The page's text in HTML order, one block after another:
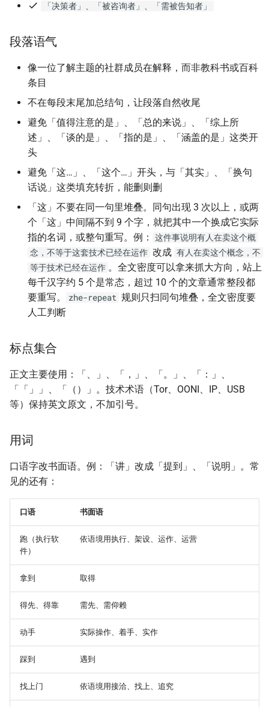
「决策者」、「被咨询者」、「需被告知者」
段落语气
像一位了解主题的社群成员在解释，而非教科书或百科
条目
不在每段末尾加总结句，让段落自然收尾
避免「值得注意的是」、「总的来说」、「综上所
述」、「谈的是」、「指的是」、「涵盖的是」这类开
头
避免「这…」、「这个…」开头，与「其实」、「换句
话说」这类填充转折，能删则删
「这」不要在同一句里堆叠。同句出现 3 次以上，或两
个「这」中间隔不到 9 个字，就把其中一个换成它实际
指的名词，或整句重写。例：
这件事说明有人在卖这个概
念，不等于这套技术已经在运作 改成 有人在卖这个概念，不
等于技术已经在运作 。全文密度可以拿来抓大方向，站上
每千汉字约 5 个是常态，超过 10 个的文章通常整段都
要重写。
zhe-repeat 规则只扫同句堆叠，全文密度要
人工判断
标点集合
正文主要使用：「、」、「，」、「。」、「：」、
「「」」、「（）」。技术术语（Tor、OONI、IP、USB
等）保持英文原文，不加引号。
用词
口语字改书面语。例：「讲」改成「提到」、「说明」。常
见的还有：
口语 书面语
跑（执行软
件）
依语境用执行、架设、运作、运营
拿到 取得
得先、得靠 需先、需仰赖
动手 实际操作、着手、实作
踩到 遇到
找上门 依语境用接洽、找上、追究